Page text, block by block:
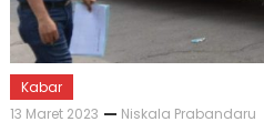
Kabar
13 Maret 2023
Niskala Prabandaru